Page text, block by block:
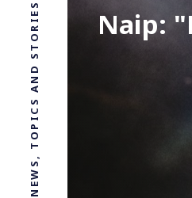
NEWS, TOPICS AND STORIES Naip: